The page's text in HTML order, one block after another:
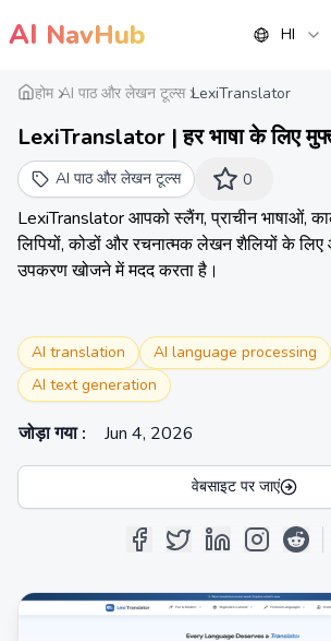
AI NavHub HI
होम AI पाठ और लेखन टूल्स LexiTranslator
LexiTranslator | हर भाषा के लिए
अनुवादकAI पाठ और लेखन टूल्स 0
LexiTranslator आपको स्लैंग, प्राचीन भाषाओं,
लिपियों, कोडों और रचनात्मक लेखन शैलियों के
उपकरण खोजने में मदद करता है।
AI translation
AI language processing
AI text generation
जोड़ा गया: Jun 4, 2026
वेबसाइट पर जाएं